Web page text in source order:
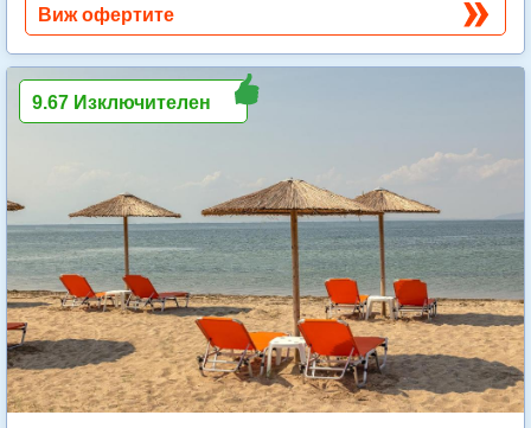
Виж офертите
9.67 Изключителен